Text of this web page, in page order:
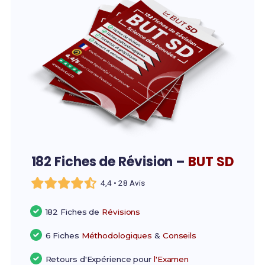
182 Fiches de Révision – BUT SD
4,4 • 28 Avis
182 Fiches de Révisions
6 Fiches Méthodologiques & Conseils
Retours d'Expérience pour l'Examen